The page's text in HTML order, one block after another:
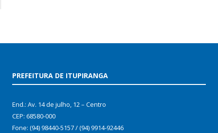
PREFEITURA DE ITUPIRANGA
End.: Av. 14 de julho, 12 – Centro
CEP: 68580-000
Fone: (94) 98440-5157 / (94) 9914-92446